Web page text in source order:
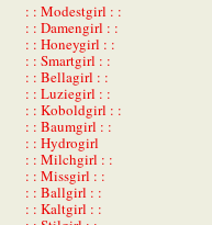
: : Modestgirl : :
: : Damengirl : :
: : Honeygirl : :
: : Smartgirl : :
: : Bellagirl : :
: : Luziegirl : :
: : Koboldgirl : :
: : Baumgirl : :
: : Hydrogirl
: : Milchgirl : :
: : Missgirl : :
: : Ballgirl : :
: : Kaltgirl : :